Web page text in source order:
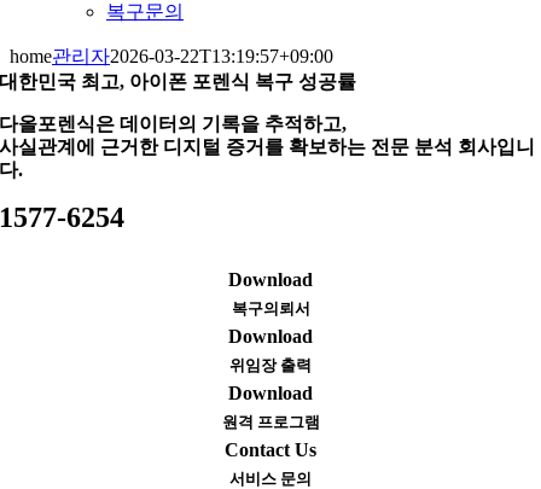
복구문의
home관리자2026-03-22T13:19:57+09:00
대한민국 최고, 아이폰 포렌식 복구 성공률
다올포렌식은 데이터의 기록을 추적하고,
사실관계에 근거한 디지털 증거를 확보하는 전문 분석 회사입니
다.
1577-6254
Download
복구의뢰서
Download
위임장 출력
Download
원격 프로그램
Contact Us
서비스 문의